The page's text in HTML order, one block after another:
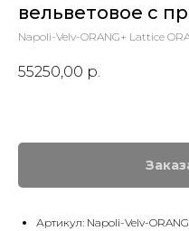
вельветовое с
Napoli-Velv-ORANG+ Lattice
55250,00 р.
Артикул: Napoli-Velv-